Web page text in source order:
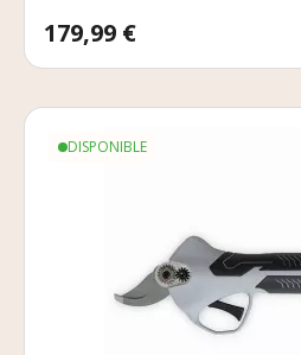
Prix
179,99 €
DISPONIBLE